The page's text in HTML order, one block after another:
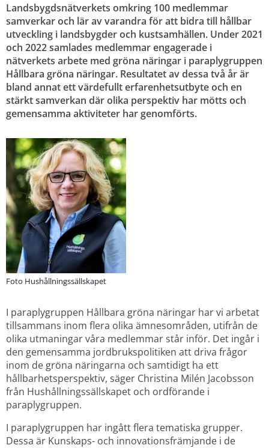
Landsbygdsnätverkets omkring 100 medlemmar
samverkar och lär av varandra för att bidra till hållbar
utveckling i landsbygder och kustsamhällen. Under 2021
och 2022 samlades medlemmar engagerade i
nätverkets arbete med gröna näringar i paraplygruppen
Hållbara gröna näringar. Resultatet av dessa två år är
bland annat ett värdefullt erfarenhetsutbyte och en
stärkt samverkan där olika perspektiv har mötts och
gemensamma aktiviteter har genomförts.
Foto Hushållningssällskapet
I paraplygruppen Hållbara gröna näringar har vi arbetat
tillsammans inom flera olika ämnesområden, utifrån de
olika utmaningar våra medlemmar står inför. Det ingår i
den gemensamma jordbrukspolitiken att driva frågor
inom de gröna näringarna och samtidigt ha ett
hållbarhetsperspektiv, säger Christina Milén Jacobsson
från Hushållningssällskapet och ordförande i
paraplygruppen.
I paraplygruppen har ingått flera tematiska grupper.
Dessa är Kunskaps- och innovationsfrämjande i de